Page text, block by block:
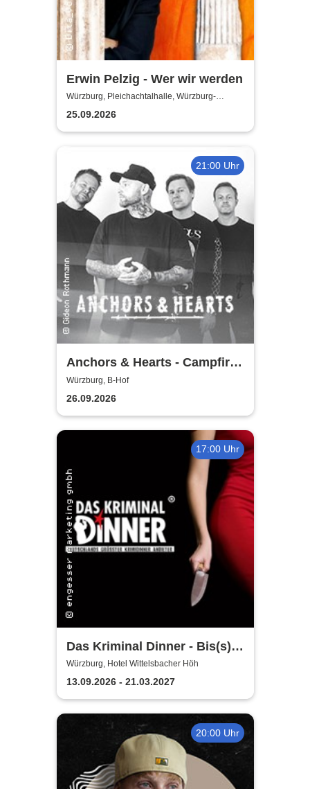
Erwin Pelzig - Wer wir werden
Würzburg, Pleichachtalhalle, Würzburg-
Versbach
25.09.2026
21:00 Uhr
Anchors & Hearts - Campfire
Chronicles Tour 2026
Würzburg, B-Hof
26.09.2026
17:00 Uhr
Das Kriminal Dinner - Bis(s)
zum letzten Zug
Würzburg, Hotel Wittelsbacher Höh
13.09.2026 - 21.03.2027
20:00 Uhr